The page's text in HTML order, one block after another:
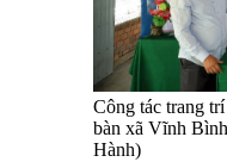
Công tác trang
bàn xã Vĩnh
Hành)